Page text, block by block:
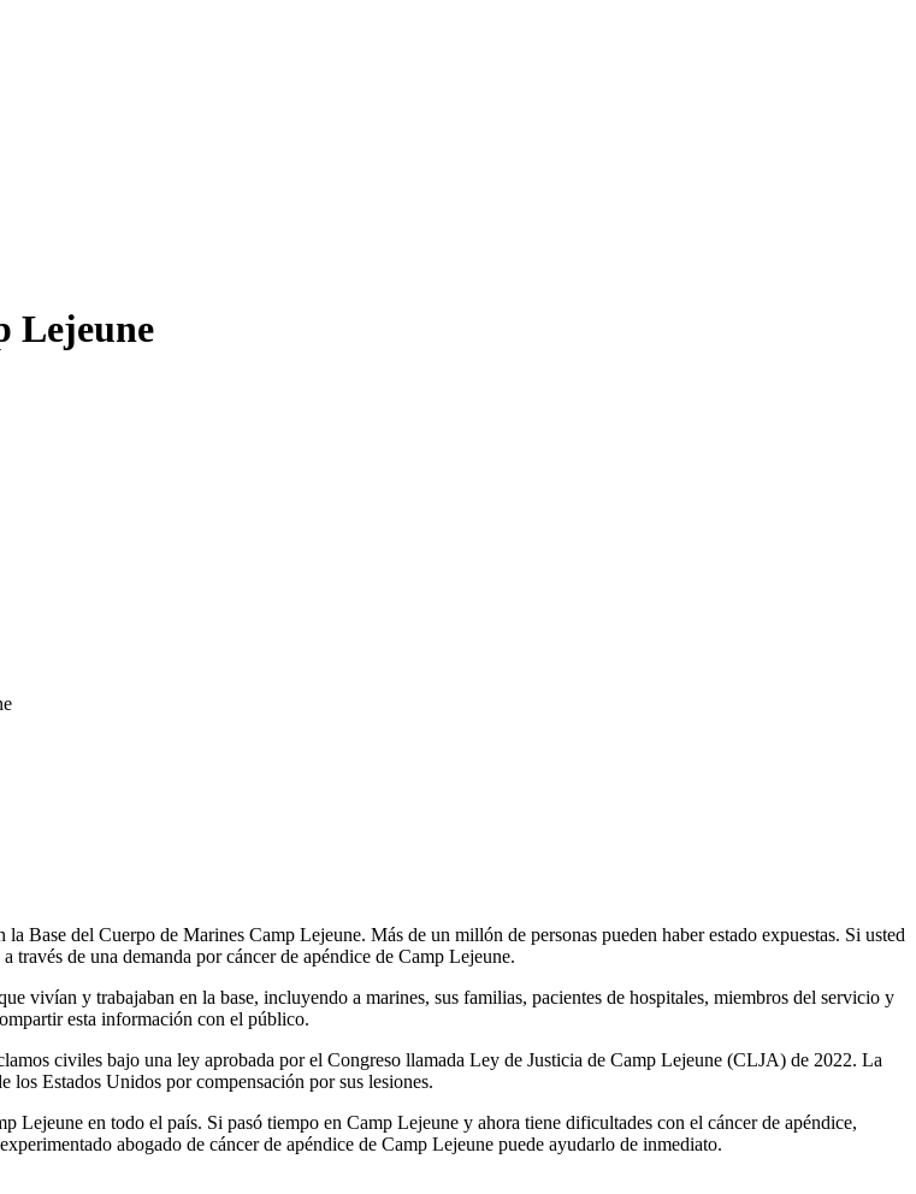
Lejeune
Base del Cuerpo de Marines Camp Lejeune. Más de un millón de personas pueden haber estado expuestas. Si usted
través de una demanda por cáncer de apéndice de Camp Lejeune.
vivían y trabajaban en la base, incluyendo a marines, sus familias, pacientes de hospitales, miembros del servicio y
esta información con el público.
civiles bajo una ley aprobada por el Congreso llamada Ley de Justicia de Camp Lejeune (CLJA) de 2022. La
los Estados Unidos por compensación por sus lesiones.
Lejeune en todo el país. Si pasó tiempo en Camp Lejeune y ahora tiene dificultades con el cáncer de apéndice,
abogado de cáncer de apéndice de Camp Lejeune puede ayudarlo de inmediato.